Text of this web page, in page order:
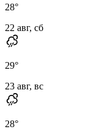
28°
22 авг, сб
29°
23 авг, вс
28°